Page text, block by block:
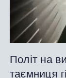
Політ на
таємниця